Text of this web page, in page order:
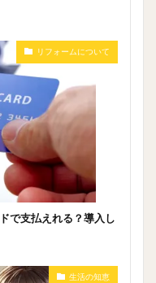
リフォームについて
で支払えれる？導入し
生活の知恵